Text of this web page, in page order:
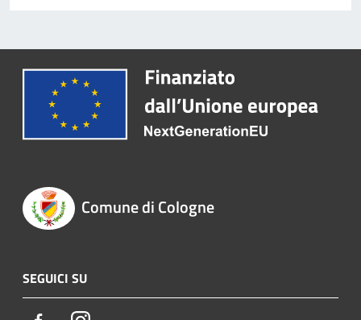
Comune di Cologne
SEGUICI SU